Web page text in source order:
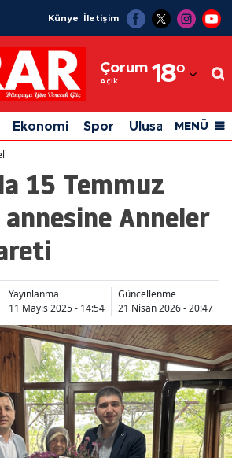
Künye İletişim
Çorum
Açık 18°
Adıyaman
Afyonkarahisar
Ağrı
Amasya
Ankara
Aydın
Balıkesir
Bilecik
Bingöl
Bitlis
Ekonomi Spor Ulusal Siyaset
MENÜ
15 Temmuz
Anneler
Yayınlanma
11 Mayıs 2025 - 14:54
Güncellenme
21 Nisan 2026 - 20:47